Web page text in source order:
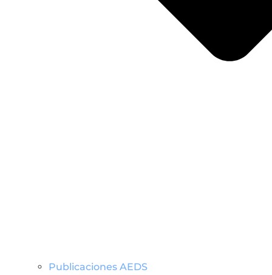
Publicaciones AEDS